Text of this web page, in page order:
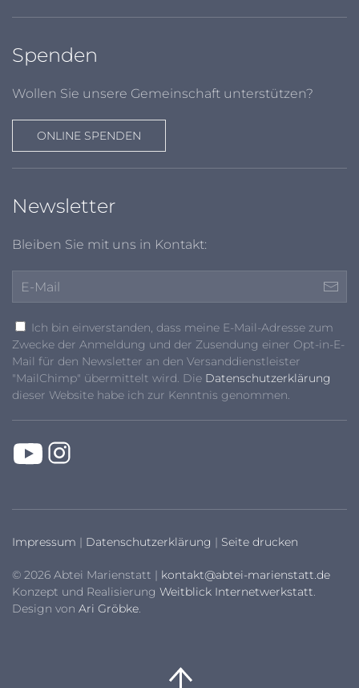
Spenden
Wollen Sie unsere Gemeinschaft unterstützen?
ONLINE SPENDEN
Newsletter
Bleiben Sie mit uns in Kontakt:
Ich bin einverstanden, dass meine E-Mail-Adresse zum
Zwecke der Anmeldung und der Zusendung einer Opt-in-E-
Mail für den Newsletter an den Versanddienstleister
"MailChimp" übermittelt wird. Die Datenschutzerklärung
dieser Website habe ich zur Kenntnis genommen.
Impressum | Datenschutzerklärung | Seite drucken
© 2026 Abtei Marienstatt | kontakt@abtei-marienstatt.de
Konzept und Realisierung Weitblick Internetwerkstatt.
Design von Ari Gröbke.